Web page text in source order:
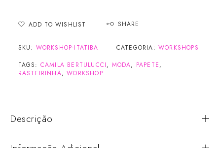
ADD TO WISHLIST SHARE
SKU: WORKSHOP-ITATIBA CATEGORIA: WORKSHOPS
TAGS: CAMILA BERTULUCCI, MODA, PAPETE,
RASTEIRINHA,WORKSHOP
Descrição